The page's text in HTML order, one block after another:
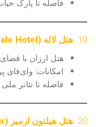
فاصله تا پارک حیات
19. هتل لاله (Lale Hotel)
هتل ارزان با
امکانات: وای‌فای
فاصله تا تئاتر ملی ازمیر:
20. هتل هیلتون ازمیر (Hilton Izmir)